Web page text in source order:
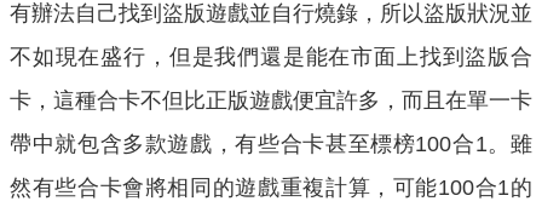
有辦法自己找到盜版遊戲並自行燒錄，所以盜版狀況並
不如現在盛行，但是我們還是能在市面上找到盜版合
卡，這種合卡不但比正版遊戲便宜許多，而且在單一卡
帶中就包含多款遊戲，有些合卡甚至標榜100合1。雖
然有些合卡會將相同的遊戲重複計算，可能100合1的